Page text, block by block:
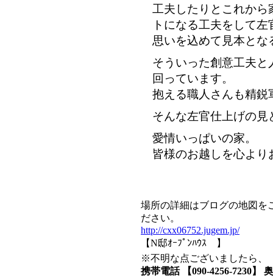
工夫したりとこれか
トになる工夫をして
思いを込めて見本と
そういった創意工夫
回っています。
抱える職人さんも精鋭
そんな左官仕上げの見
愛情いっぱいの家。
皆様のお越しを心よ
場所の詳細はブログの地図を
ださい。
http://cxx06752.jugem.jp/
【N邸ｵｰﾌﾟﾝﾊｳｽ 】
※不明な点ございましたら、
携帯電話 【090-4256-7230】